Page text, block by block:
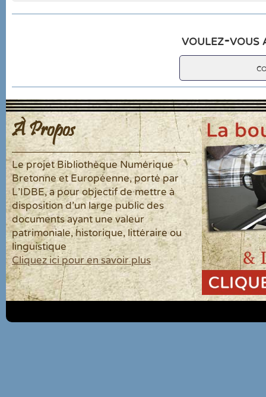
voulez-vous
À Propos
Le projet Bibliothèque Numérique
Bretonne et Européenne, porté par
L'IDBE, a pour objectif de mettre à
disposition d'un large public des
documents ayant une valeur
patrimoniale, historique, littéraire ou
linguistique
Cliquez ici pour en savoir plus